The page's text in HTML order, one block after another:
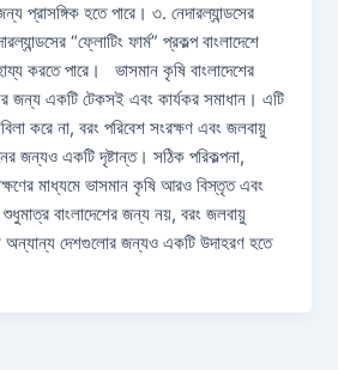
প্রাসঙ্গিক হতে পারে। ৩. নেদারল্যান্ডসের
“ফ্লোটিং ফার্ম” প্রকল্প বাংলাদেশে
করতে পারে। ভাসমান কৃষি বাংলাদেশের
জন্য একটি টেকসই এবং কার্যকর সমাধান। এটি
করে না, বরং পরিবেশ সংরক্ষণ এবং জলবায়ু
জন্যও একটি দৃষ্টান্ত। সঠিক পরিকল্পনা,
মাধ্যমে ভাসমান কৃষি আরও বিস্তৃত এবং
বাংলাদেশের জন্য নয়, বরং জলবায়ু
অন্যান্য দেশগুলোর জন্যও একটি উদাহরণ হতে